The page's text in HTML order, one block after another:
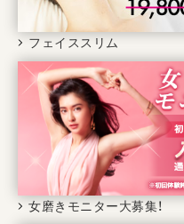
フェイススリム
女磨きモニター大募集！